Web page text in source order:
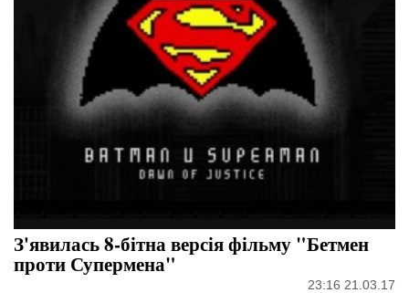
З'явилась 8-бітна версія фільму "Бетмен
проти Супермена"
23:16 21.03.17